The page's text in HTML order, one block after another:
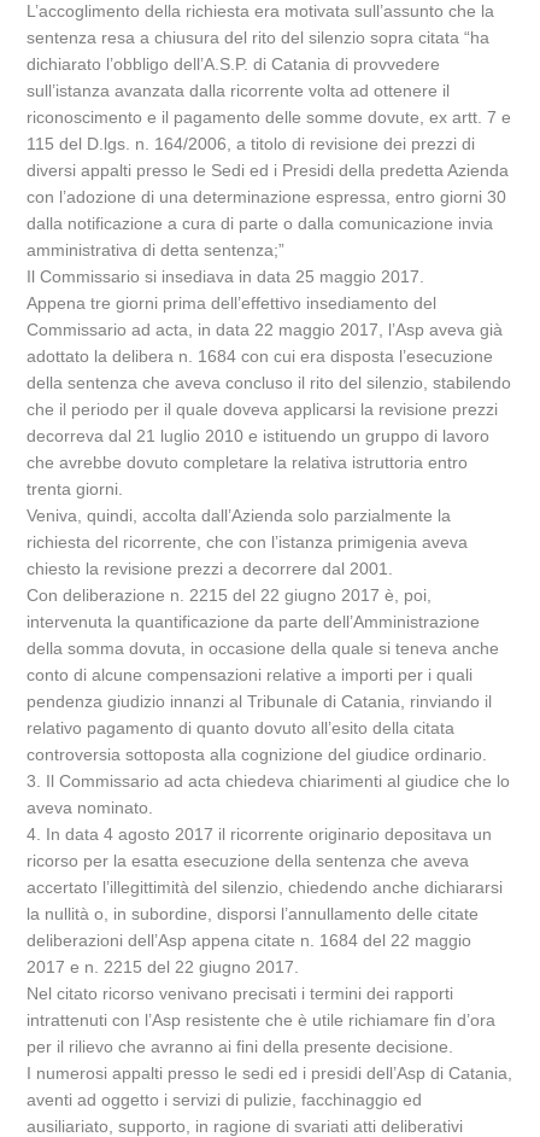
L’accoglimento della richiesta era motivata sull’assunto che la
sentenza resa a chiusura del rito del silenzio sopra citata “ha
dichiarato l’obbligo dell’A.S.P. di Catania di provvedere
sull’istanza avanzata dalla ricorrente volta ad ottenere il
riconoscimento e il pagamento delle somme dovute, ex artt. 7 e
115 del D.lgs. n. 164/2006, a titolo di revisione dei prezzi di
diversi appalti presso le Sedi ed i Presidi della predetta Azienda
con l’adozione di una determinazione espressa, entro giorni 30
dalla notificazione a cura di parte o dalla comunicazione invia
amministrativa di detta sentenza;”
Il Commissario si insediava in data 25 maggio 2017.
Appena tre giorni prima dell’effettivo insediamento del
Commissario ad acta, in data 22 maggio 2017, l’Asp aveva già
adottato la delibera n. 1684 con cui era disposta l’esecuzione
della sentenza che aveva concluso il rito del silenzio, stabilendo
che il periodo per il quale doveva applicarsi la revisione prezzi
decorreva dal 21 luglio 2010 e istituendo un gruppo di lavoro
che avrebbe dovuto completare la relativa istruttoria entro
trenta giorni.
Veniva, quindi, accolta dall’Azienda solo parzialmente la
richiesta del ricorrente, che con l’istanza primigenia aveva
chiesto la revisione prezzi a decorrere dal 2001.
Con deliberazione n. 2215 del 22 giugno 2017 è, poi,
intervenuta la quantificazione da parte dell’Amministrazione
della somma dovuta, in occasione della quale si teneva anche
conto di alcune compensazioni relative a importi per i quali
pendenza giudizio innanzi al Tribunale di Catania, rinviando il
relativo pagamento di quanto dovuto all’esito della citata
controversia sottoposta alla cognizione del giudice ordinario.
3. Il Commissario ad acta chiedeva chiarimenti al giudice che lo
aveva nominato.
4. In data 4 agosto 2017 il ricorrente originario depositava un
ricorso per la esatta esecuzione della sentenza che aveva
accertato l’illegittimità del silenzio, chiedendo anche dichiararsi
la nullità o, in subordine, disporsi l’annullamento delle citate
deliberazioni dell’Asp appena citate n. 1684 del 22 maggio
2017 e n. 2215 del 22 giugno 2017.
Nel citato ricorso venivano precisati i termini dei rapporti
intrattenuti con l’Asp resistente che è utile richiamare fin d’ora
per il rilievo che avranno ai fini della presente decisione.
I numerosi appalti presso le sedi ed i presidi dell’Asp di Catania,
aventi ad oggetto i servizi di pulizie, facchinaggio ed
ausiliariato, supporto, in ragione di svariati atti deliberativi